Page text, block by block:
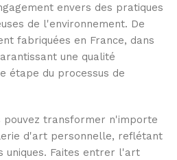
envers des pratiques
de l'environnement. De
fabriquées en France, dans
une qualité
étape du processus de
pouvez transformer n'importe
d'art personnelle, reflétant
uniques. Faites entrer l'art